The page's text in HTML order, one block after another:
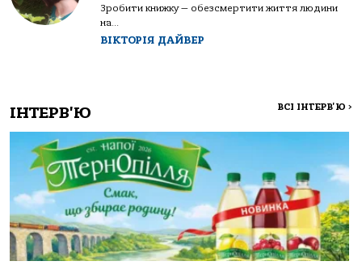
Зробити книжку — обезсмертити життя людини
на...
ВІКТОРІЯ ДАЙВЕР
ІНТЕРВ'Ю ВСІ ІНТЕРВ'Ю >